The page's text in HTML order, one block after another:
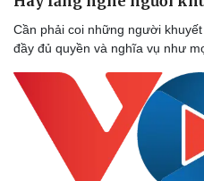
Cần phải coi những người
đầy đủ quyền và nghĩa vụ như